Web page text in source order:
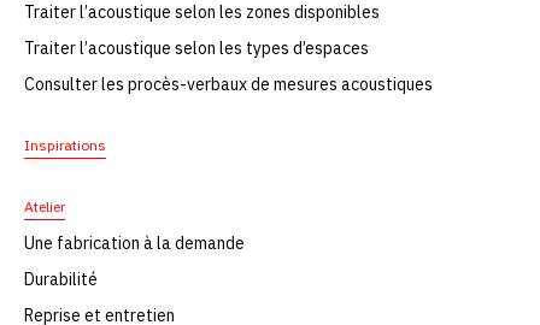
Traiter l’acoustique selon les zones disponibles
Traiter l’acoustique selon les types d’espaces
Consulter les procès-verbaux de mesures acoustiques
Inspirations
Atelier
Une fabrication à la demande
Durabilité
Reprise et entretien